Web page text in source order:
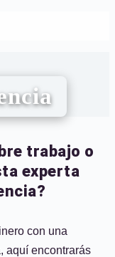
trabajo o
experta
con una
aquí encontrarás